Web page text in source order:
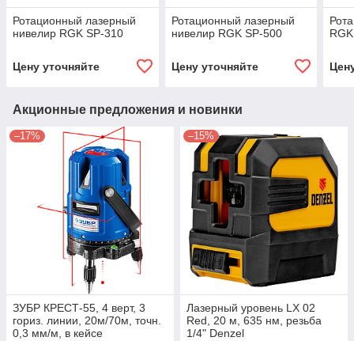
Ротационный лазерный
нивелир RGK SP-310
Цену уточняйте
Ротационный лазерный
нивелир RGK SP-500
Цену уточняйте
Акционные предложения и новинки
–17%
ЗУБР КРЕСТ-55, 4 верт, 3
гориз. линии, 20м/70м, точн.
0,3 мм/м, в кейсе
–15%
Лазерный уровень LX 02
Red, 20 м, 635 нм, резьба
1/4" Denzel